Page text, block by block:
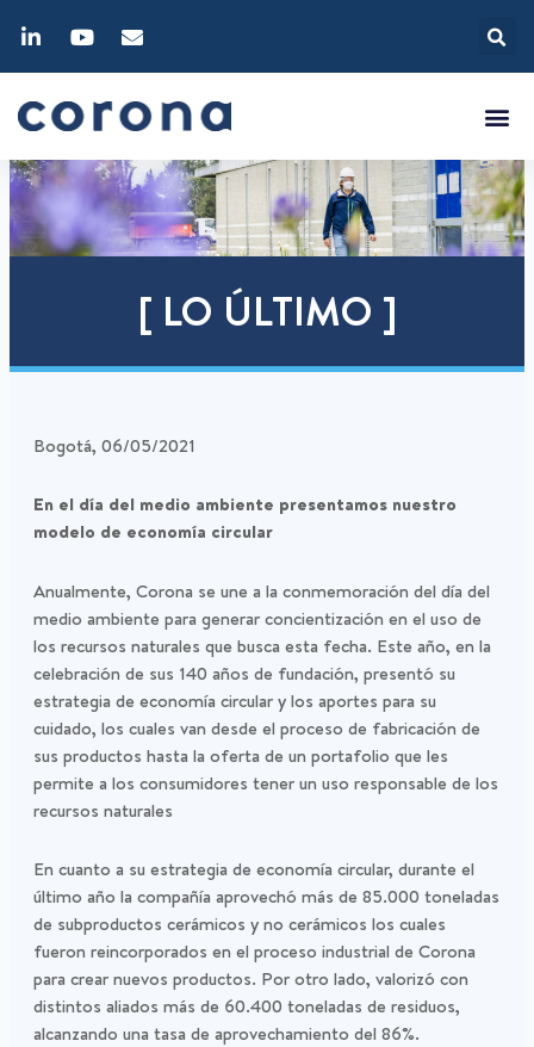
[ LO ÚLTIMO ]
Bogotá, 06/05/2021
En el día del medio ambiente presentamos nuestro
modelo de economía circular
Anualmente, Corona se une a la conmemoración del día del
medio ambiente para generar concientización en el uso de
los recursos naturales que busca esta fecha. Este año, en la
celebración de sus 140 años de fundación, presentó su
estrategia de economía circular y los aportes para su
cuidado, los cuales van desde el proceso de fabricación de
sus productos hasta la oferta de un portafolio que les
permite a los consumidores tener un uso responsable de los
recursos naturales
En cuanto a su estrategia de economía circular, durante el
último año la compañía aprovechó más de 85.000 toneladas
de subproductos cerámicos y no cerámicos los cuales
fueron reincorporados en el proceso industrial de Corona
para crear nuevos productos. Por otro lado, valorizó con
distintos aliados más de 60.400 toneladas de residuos,
alcanzando una tasa de aprovechamiento del 86%.